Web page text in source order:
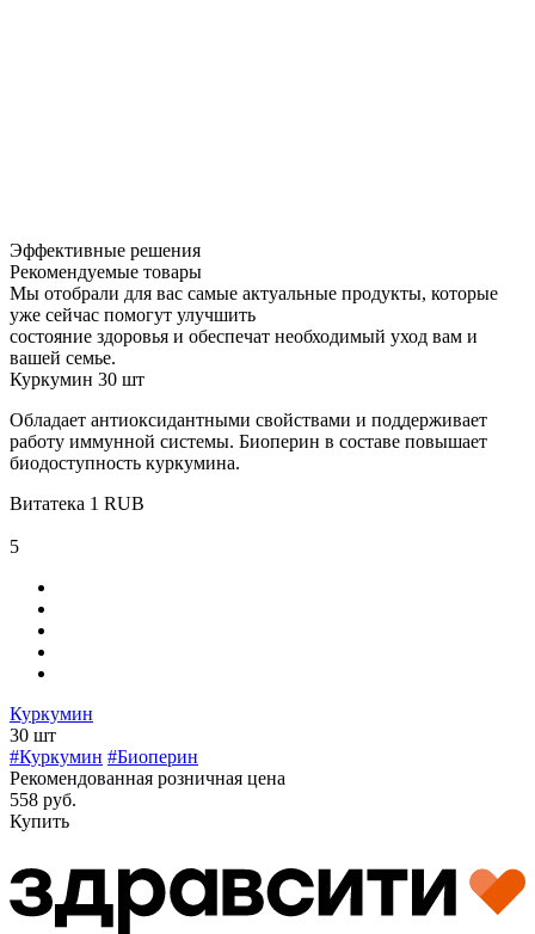
Эффективные решения
Рекомендуемые товары
Мы отобрали для вас самые актуальные продукты, которые
уже сейчас помогут улучшить
состояние здоровья и обеспечат необходимый уход вам и
вашей семье.
Куркумин 30 шт
Обладает антиоксидантными свойствами и поддерживает
работу иммунной системы. Биоперин в составе повышает
биодоступность куркумина.
Витатека 1 RUB
5
Куркумин
30 шт
#Куркумин #Биоперин
Рекомендованная розничная цена
558 руб.
Купить